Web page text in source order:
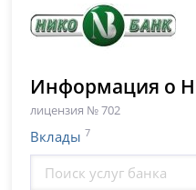
Информация о
лицензия № 702
Вклады 7